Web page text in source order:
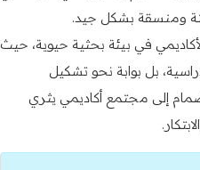
ومنسقة بشكل جيد.
في بيئة بحثية حيوية، حيث
بل بوابة نحو تشكيل
إلى مجتمع أكاديمي يثري